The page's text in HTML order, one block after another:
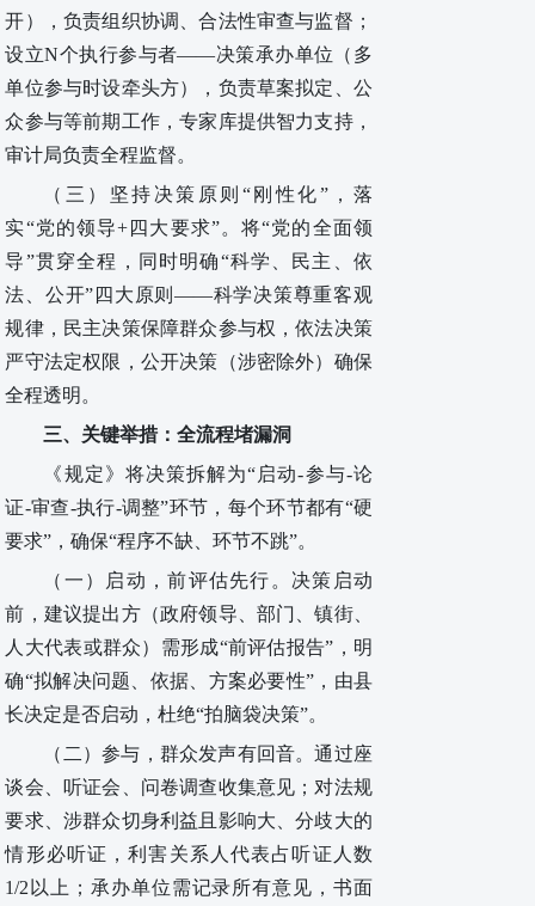
开），负责组织协调、合法性审查与监督；
设立N个执行参与者——决策承办单位（多
单位参与时设牵头方）
， 负责草案拟定、公
众参与等前期工作，专家库提供智力支持，
审计局负责全程监督。
（三） 坚持 决策原则 “刚性化”， 落
实“党的领导+四大要求”。将“党的全面领
导”贯穿全程，同时明确“科学、民主、依
法、公开”四大原则——科学决策尊重客观
规律，民主决策保障群众参与权，依法决策
严守法定权限，公开决策（涉密除外）确保
全程透明。
三、关键举措：全流程堵漏洞
《规定》将决策拆解为“启动-参与-论
证-审查-执行-调整”环节，每个环节都有“硬
要求”，确保“程序不缺、环节不跳”。
（一）启动 ，前评估先行 。 决策启动
前，建议提出方（政府领导、部门、镇街、
人大代表或群众）需形成“前评估报告”，明
确“拟解决问题、依据、方案必要性”，由县
长决定是否启动，杜绝“拍脑袋决策”。
（ 二 ）参与 ， 群众发声有回音。通过座
谈会、听证会、问卷调查收集意见； 对法规
要求、涉群众切身利益且影响大、分歧大的
情形必听证，利害关系人代表占听证人数
1/2以上；承办单位需记录所有意见，书面